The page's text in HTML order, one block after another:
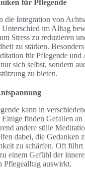
für Pflegende
die Integration von
Unterschied im Alltag
Stress zu reduzieren
zu stärken.
für Pflegende und
sich selbst, sondern
zu bieten.
kann in
finden Gefallen an
andere stille
dabei, die Gedanken
zu schärfen. Oft führt
einem Gefühl der
Pflegealltag auswirkt.